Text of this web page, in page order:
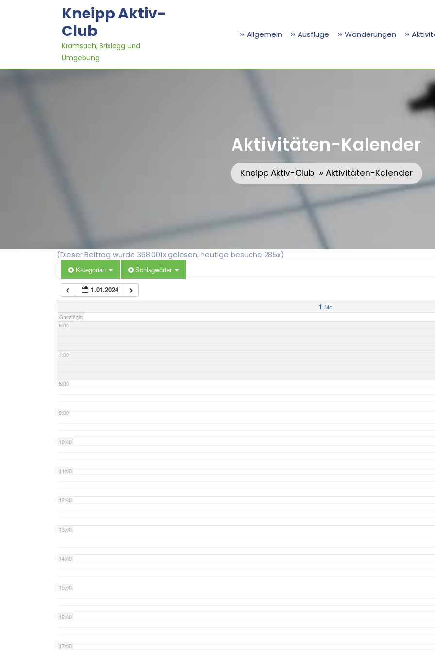
Kneipp Aktiv-
Club
Kramsach, Brixlegg und
Umgebung
Allgemein Ausflüge Wanderungen
Aktivitäten-Kalender
Kneipp Aktiv-Club» Aktivitäten-Kalender
(Dieser Beitrag wurde 368.001x gelesen, heutige besuche 285x)
Kategorien Schlagwörter
1.01.2024
1 Mo.
Ganztägig
5:00
6:00
7:00
8:00
9:00
10:00
11:00
12:00
13:00
14:00
15:00
16:00
17:00